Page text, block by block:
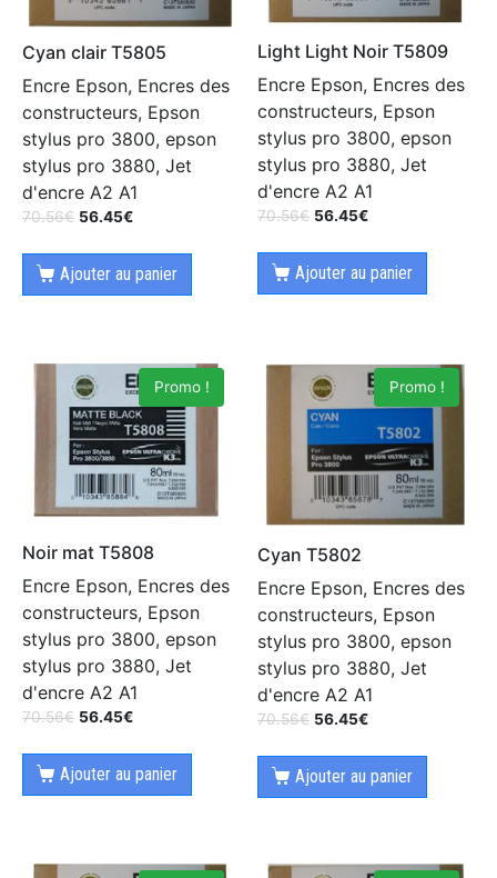
Cyan clair T5805
Encre Epson, Encres des
constructeurs, Epson
stylus pro 3800, epson
stylus pro 3880, Jet
d'encre A2 A1
70.56€ 56.45€
Ajouter au panier
Light Light Noir T5809
Encre Epson, Encres des
constructeurs, Epson
stylus pro 3800, epson
stylus pro 3880, Jet
d'encre A2 A1
70.56€ 56.45€
Ajouter au panier
Promo !
Noir mat T5808
Encre Epson, Encres des
constructeurs, Epson
stylus pro 3800, epson
stylus pro 3880, Jet
d'encre A2 A1
70.56€ 56.45€
Ajouter au panier
Promo !
Cyan T5802
Encre Epson, Encres des
constructeurs, Epson
stylus pro 3800, epson
stylus pro 3880, Jet
d'encre A2 A1
70.56€ 56.45€
Ajouter au panier